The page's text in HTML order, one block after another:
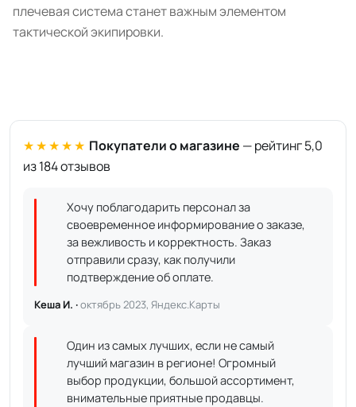
плечевая система станет важным элементом
тактической экипировки.
★★★★★ Покупатели о магазине — рейтинг 5,0
из 184 отзывов
Хочу поблагодарить персонал за
своевременное информирование о заказе,
за вежливость и корректность. Заказ
отправили сразу, как получили
подтверждение об оплате.
Кеша И. ·октябрь 2023, Яндекс.Карты
Один из самых лучших, если не самый
лучший магазин в регионе! Огромный
выбор продукции, большой ассортимент,
внимательные приятные продавцы.